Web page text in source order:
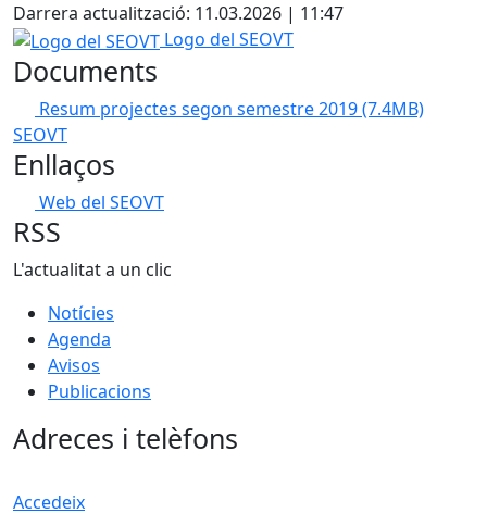
Darrera actualització: 11.03.2026 | 11:47
Logo del SEOVT
Logo del SEOVT
Documents
Resum projectes segon semestre 2019(7.4MB)
SEOVT
Enllaços
Web del SEOVT
RSS
L'actualitat a un clic
Notícies
Agenda
Avisos
Publicacions
Adreces i telèfons
Accedeix